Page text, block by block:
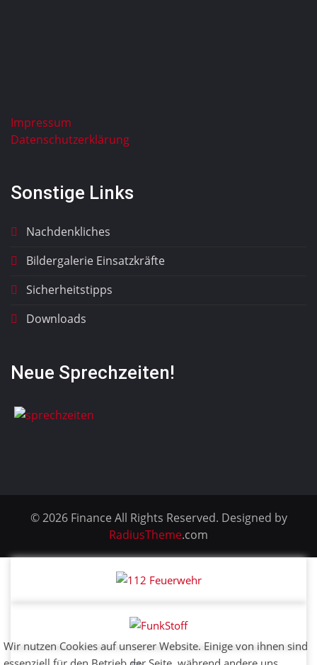
Impressum
Datenschutzerklärung
Sonstige Links
Nachdenkliches
Bildergalerie Einsatzkräfte
Sicherheitstipps
Downloads
Neue Sprechzeiten!
© 2026 Finance All Rights Reserved. Designed by
RadiusTheme.com
Wir nutzen Cookies auf unserer Website. Einige von ihnen sind